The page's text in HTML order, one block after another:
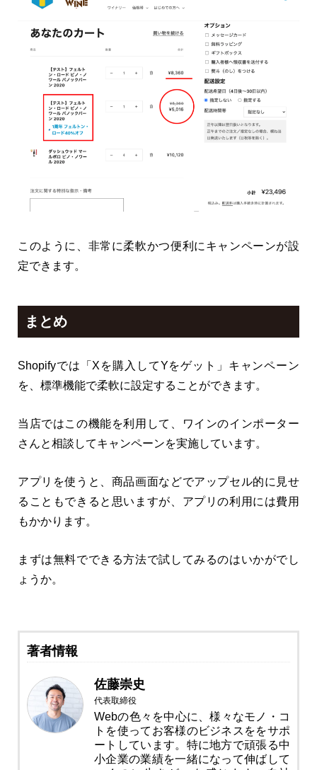
このように、非常に柔軟かつ便利にキャンペーンが設
定できます。
まとめ
Shopifyでは「Xを購入してYをゲット」キャンペーン
を、標準機能で柔軟に設定することができます。
当店ではこの機能を利用して、ワインのインポーター
さんと相談してキャンペーンを実施しています。
アプリを使うと、商品画面などでアップセル的に見せ
ることもできると思いますが、アプリの利用には費用
もかかります。
まずは無料でできる方法で試してみるのはいかがでし
ょうか。
著者情報
佐藤崇史
代表取締役
Webの色々を中心に、様々なモノ・コ
トを使ってお客様のビジネスををサポ
ートしています。特に地方で頑張る中
小企業の業績を一緒になって伸ばして